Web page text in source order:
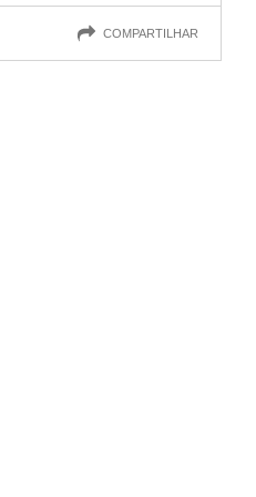
COMPARTILHAR